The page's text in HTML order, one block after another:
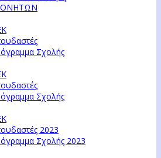
Σχολής
Σχολής
2023
Σχολής 2023